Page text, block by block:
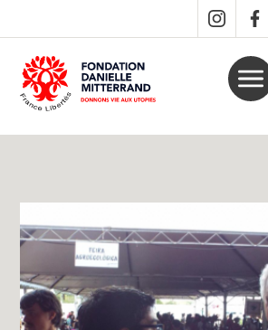
MAIN
CONTENT